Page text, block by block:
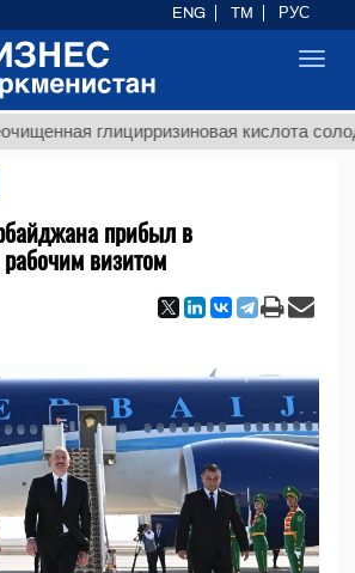
глицирризиновая кислота
прибыл в
визитом
ENG TM РУС